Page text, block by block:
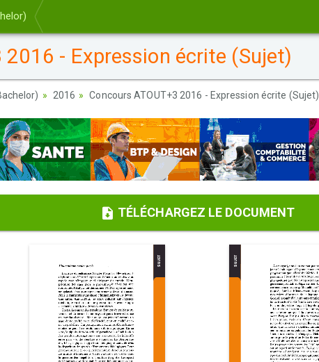
2016 - Expression écrite (Sujet)
2016 Concours ATOUT+3 2016 - Expression écrite (Sujet)
TÉLÉCHARGEZ LE DOCUMENT